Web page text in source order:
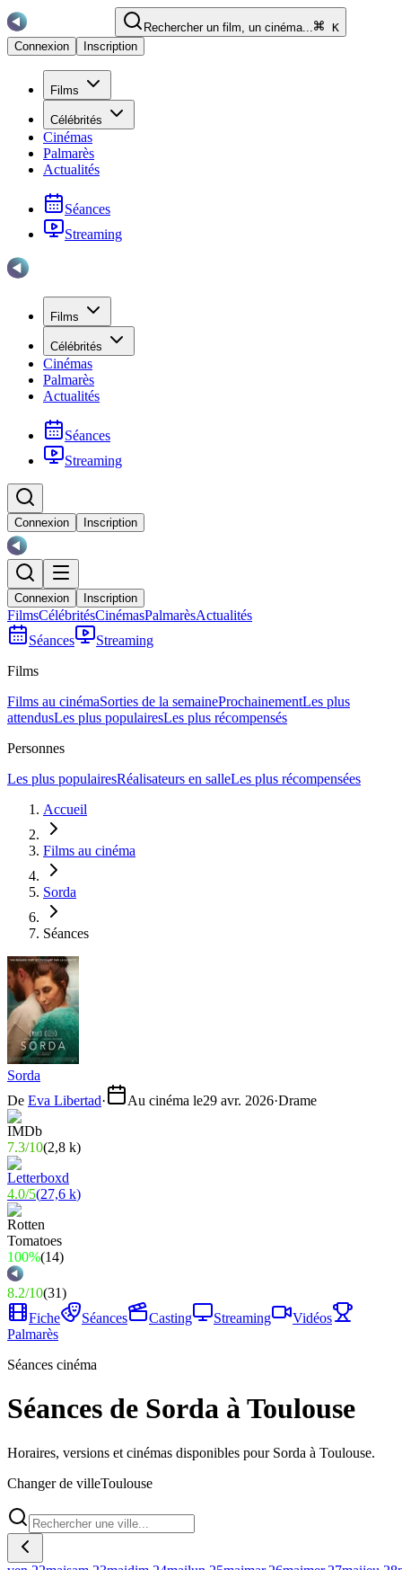
Rechercher un film, un cinéma...
K
Connexion
Inscription
Films
Célébrités
Cinémas
Palmarès
Actualités
Séances
Streaming
Films
Célébrités
Cinémas
Palmarès
Actualités
Séances
Streaming
Connexion Inscription
Connexion Inscription
FilmsCélébritésCinémasPalmarèsActualités
Séances
Streaming
Films
Films au cinémaSorties de la semaineProchainementLes plus
attendusLes plus populairesLes plus récompensés
Personnes
Les plus populairesRéalisateurs en salleLes plus récompensées
Accueil
Films au cinéma
Sorda
Séances
Sorda
De Eva Libertad· Au cinéma le29 avr. 2026·Drame
7.3/10(2,8 k)
4.0/5(27,6 k)
100%(14)
8.2/10(31)
Fiche
Séances Casting Streaming
Vidéos
Palmarès
Séances cinéma
Séances de Sorda à Toulouse
Horaires, versions et cinémas disponibles pour Sorda à Toulouse.
Changer de villeToulouse